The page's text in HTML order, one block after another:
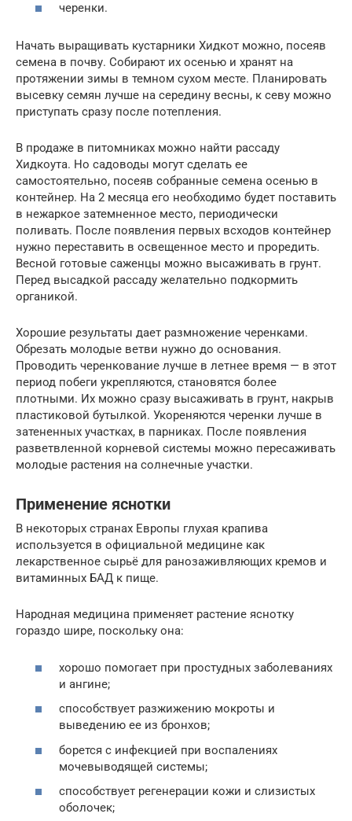
черенки.
Начать выращивать кустарники Хидкот можно, посеяв
семена в почву. Собирают их осенью и хранят на
протяжении зимы в темном сухом месте. Планировать
высевку семян лучше на середину весны, к севу можно
приступать сразу после потепления.
В продаже в питомниках можно найти рассаду
Хидкоута. Но садоводы могут сделать ее
самостоятельно, посеяв собранные семена осенью в
контейнер. На 2 месяца его необходимо будет поставить
в нежаркое затемненное место, периодически
поливать. После появления первых всходов контейнер
нужно переставить в освещенное место и проредить.
Весной готовые саженцы можно высаживать в грунт.
Перед высадкой рассаду желательно подкормить
органикой.
Хорошие результаты дает размножение черенками.
Обрезать молодые ветви нужно до основания.
Проводить черенкование лучше в летнее время — в этот
период побеги укрепляются, становятся более
плотными. Их можно сразу высаживать в грунт, накрыв
пластиковой бутылкой. Укореняются черенки лучше в
затененных участках, в парниках. После появления
разветвленной корневой системы можно пересаживать
молодые растения на солнечные участки.
Применение яснотки
В некоторых странах Европы глухая крапива
используется в официальной медицине как
лекарственное сырьё для ранозаживляющих кремов и
витаминных БАД к пище.
Народная медицина применяет растение яснотку
гораздо шире, поскольку она:
хорошо помогает при простудных заболеваниях
и ангине;
способствует разжижению мокроты и
выведению ее из бронхов;
борется с инфекцией при воспалениях
мочевыводящей системы;
способствует регенерации кожи и слизистых
оболочек;